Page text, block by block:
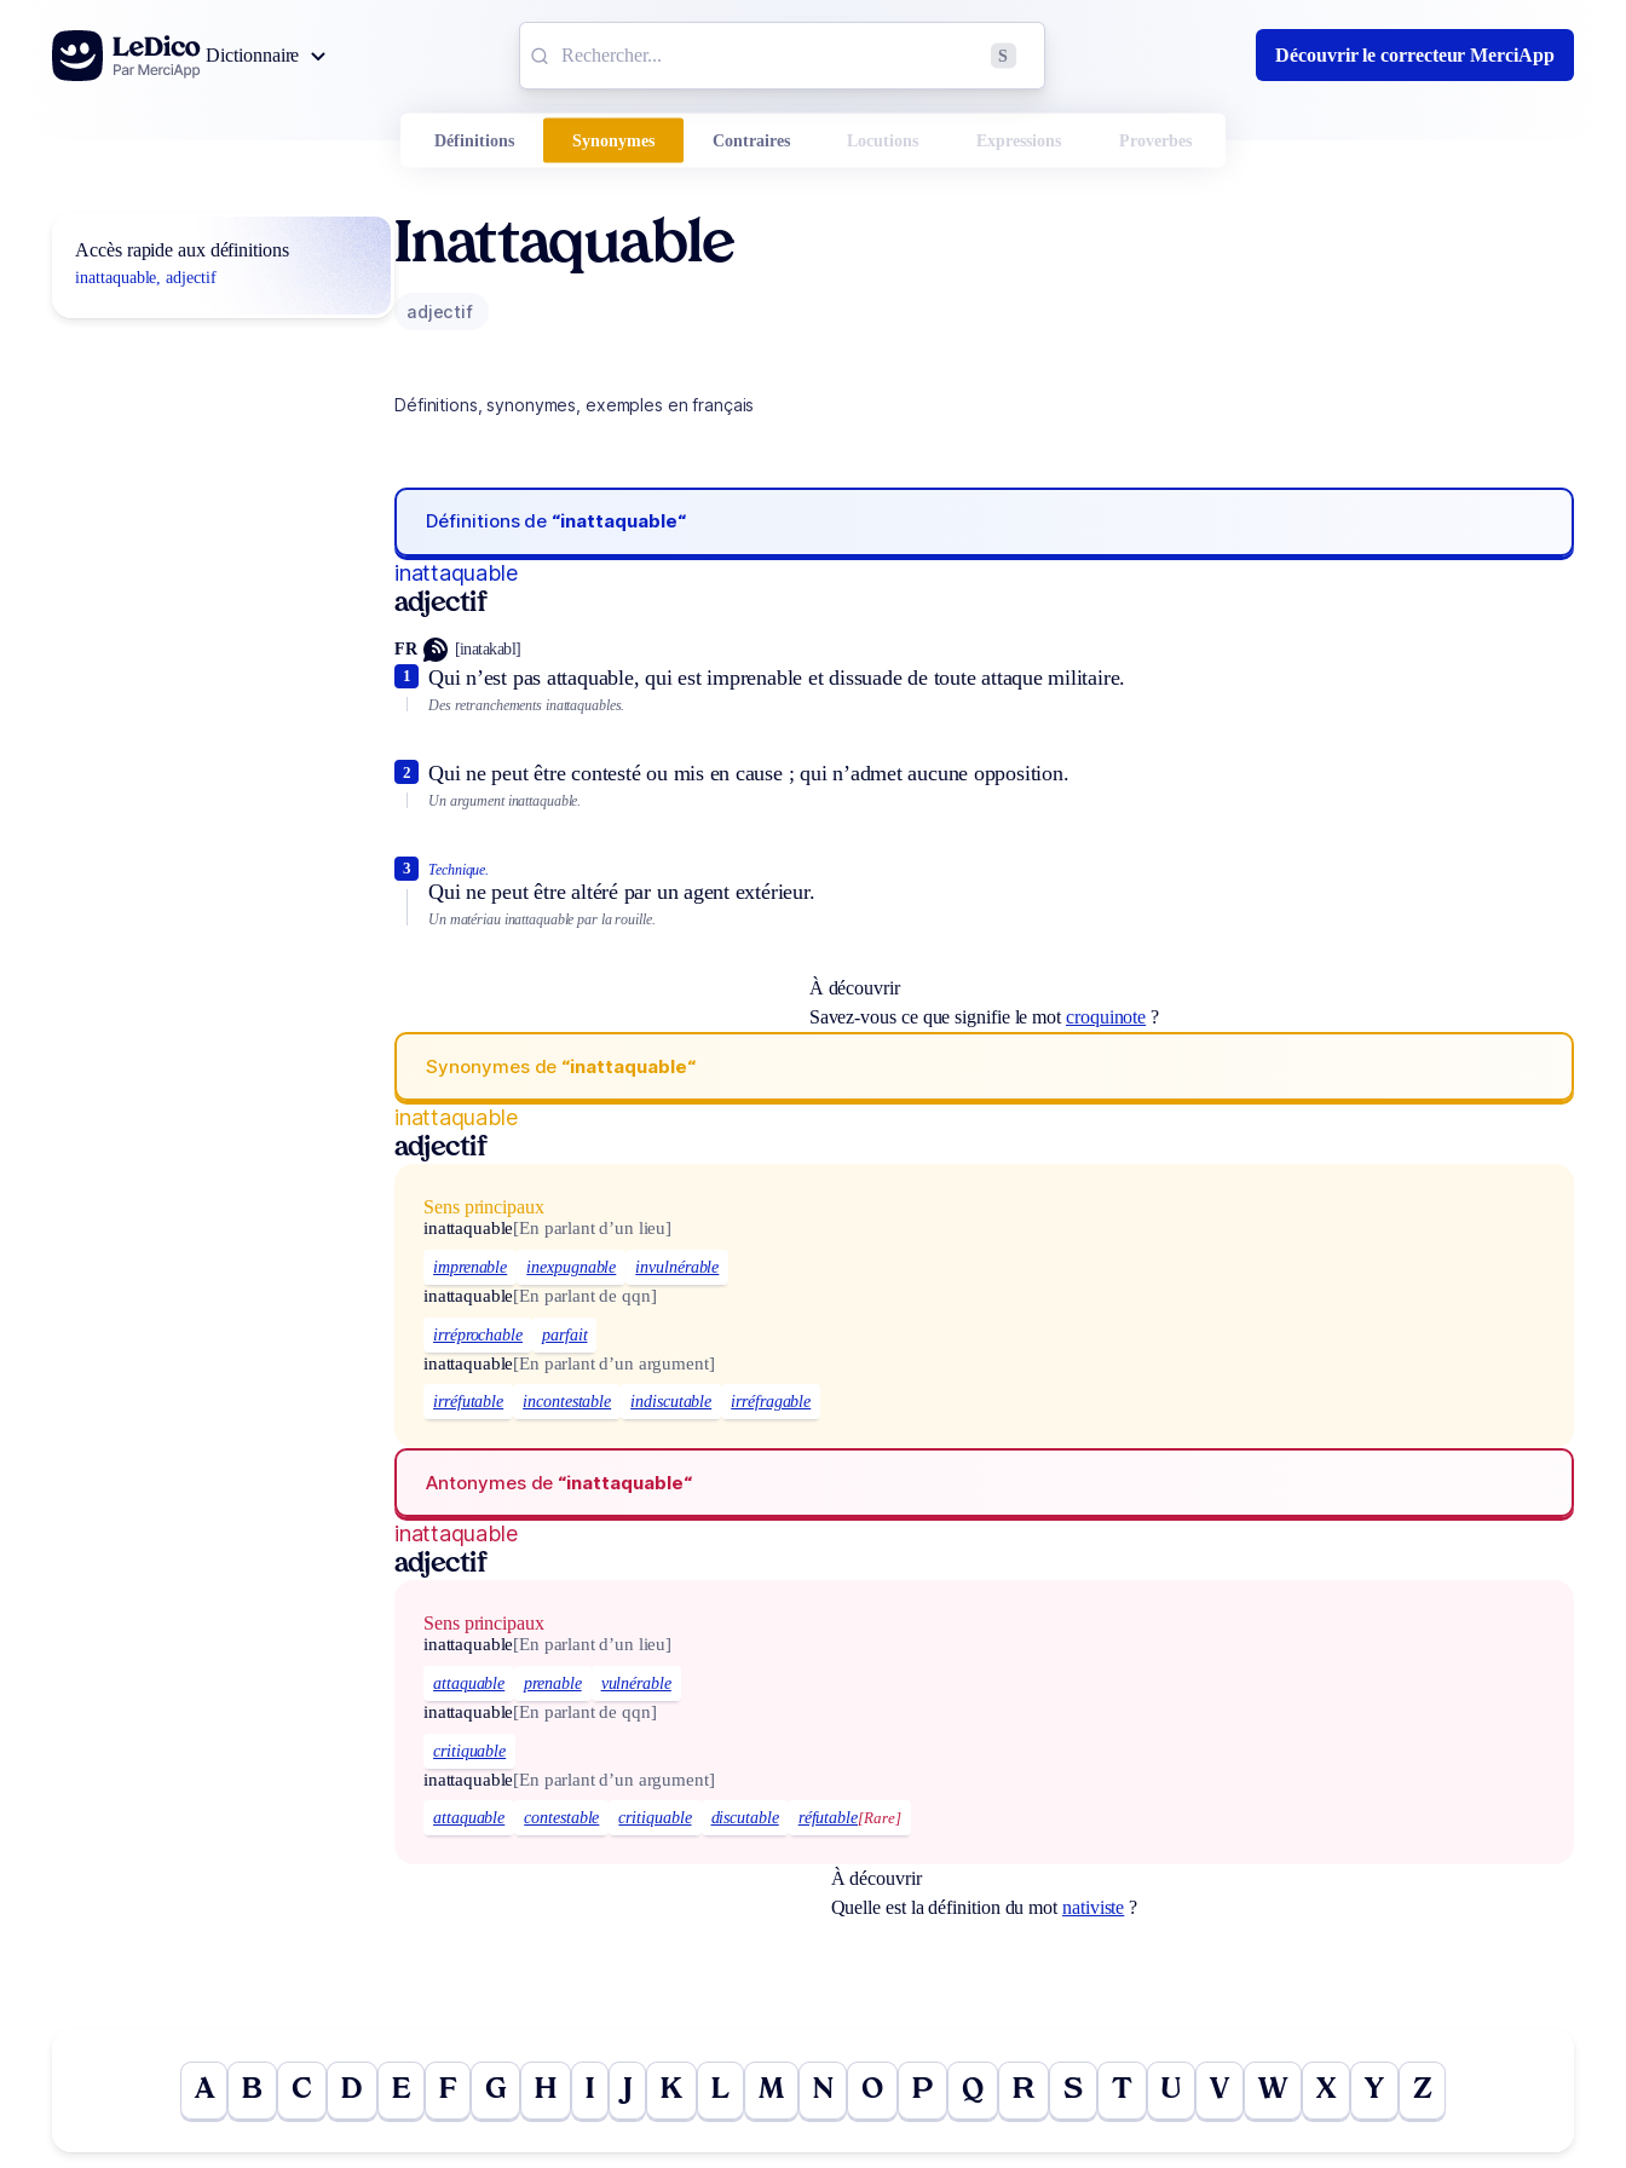
Aller au contenu
Dictionnaire
S Découvrir le correcteur MerciApp
Définitions Synonymes Contraires Locutions Expressions Proverbes
Accès rapide aux définitions
inattaquable, adjectif
Inattaquable
adjectif
Définitions, synonymes, exemples en français
Définitions de “inattaquable“
inattaquable
adjectif
FR [inatakabl]
Qui n’est pas attaquable, qui est imprenable et dissuade de toute attaque militaire.
1
Des retranchements inattaquables.
Qui ne peut être contesté ou mis en cause ; qui n’admet aucune opposition.
2
Un argument inattaquable.
Technique.
Qui ne peut être altéré par un agent extérieur.
3
Un matériau inattaquable par la rouille.
À découvrir
Savez-vous ce que signifie le mot croquinote ?
Synonymes de “inattaquable“
inattaquable
adjectif
Sens principaux
inattaquable[En parlant d’un lieu]
imprenable inexpugnable invulnérable
inattaquable[En parlant de qqn]
irréprochable parfait
inattaquable[En parlant d’un argument]
irréfutable incontestable indiscutable irréfragable
Antonymes de “inattaquable“
inattaquable
adjectif
Sens principaux
inattaquable[En parlant d’un lieu]
attaquable prenable vulnérable
inattaquable[En parlant de qqn]
critiquable
inattaquable[En parlant d’un argument]
attaquable contestable critiquable discutable réfutable[Rare]
À découvrir
Quelle est la définition du motnativiste ?
A B C D E F G H I J K L M N O P Q R S T U V W X Y Z